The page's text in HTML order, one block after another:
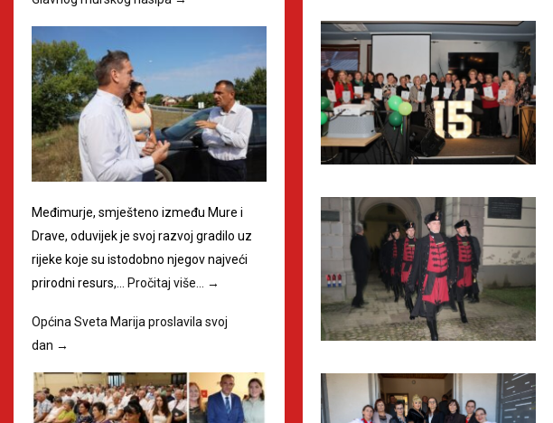
Međimurje, smješteno između Mure i
Drave, oduvijek je svoj razvoj gradilo uz
rijeke koje su istodobno njegov najveći
prirodni resurs,… Pročitaj više… →
Općina Sveta Marija proslavila svoj
dan →